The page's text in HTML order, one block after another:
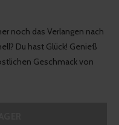
noch das Verlangen nach
Du hast Glück! Genieß
Geschmack von